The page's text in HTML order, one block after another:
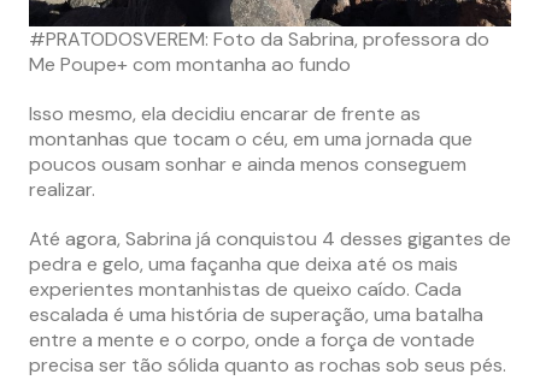
#PRATODOSVEREM: Foto da Sabrina, professora do
Me Poupe+ com montanha ao fundo
Isso mesmo, ela decidiu encarar de frente as
montanhas que tocam o céu, em uma jornada que
poucos ousam sonhar e ainda menos conseguem
realizar.
Até agora, Sabrina já conquistou 4 desses gigantes de
pedra e gelo, uma façanha que deixa até os mais
experientes montanhistas de queixo caído. Cada
escalada é uma história de superação, uma batalha
entre a mente e o corpo, onde a força de vontade
precisa ser tão sólida quanto as rochas sob seus pés.